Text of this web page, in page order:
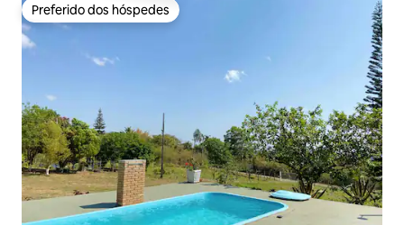
Preferido dos hóspedes
Preferido dos hóspedes